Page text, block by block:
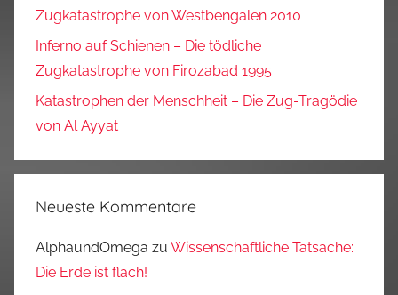
Zugkatastrophe von Westbengalen 2010
Inferno auf Schienen – Die tödliche
Zugkatastrophe von Firozabad 1995
Katastrophen der Menschheit – Die Zug-Tragödie
von Al Ayyat
Neueste Kommentare
AlphaundOmega zu Wissenschaftliche Tatsache:
Die Erde ist flach!